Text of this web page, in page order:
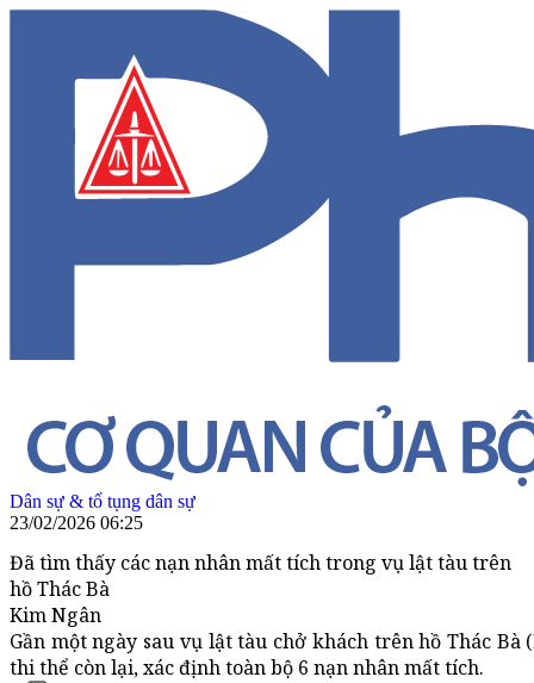
Dân sự & tố tụng dân sự
23/02/2026 06:25
Đã tìm thấy các nạn nhân mất tích trong vụ lật tàu trên
hồ Thác Bà
Kim Ngân
Gần một ngày sau vụ lật tàu chở khách trên hồ Thác
thi thể còn lại, xác định toàn bộ 6 nạn nhân mất tích.